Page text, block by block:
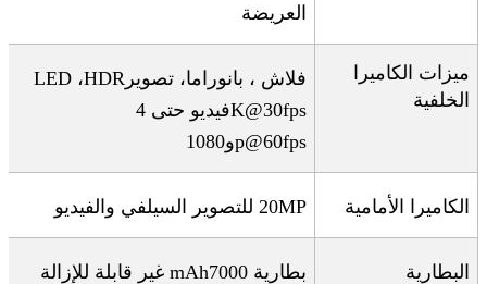
العريضة
ميزات الكاميرا
الخلفية
فلاش LED،HDR ، بانوراما، تصوير
فيديو حتى 4K@30fps
و1080p@60fps
الكاميرا الأمامية 20MP للتصوير السيلفي والفيديو
البطارية بطارية 7000 mAh غير قابلة للإزالة